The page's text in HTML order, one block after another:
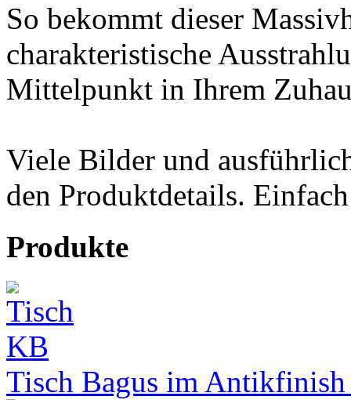
So bekommt dieser
charakteristische
Mittelpunkt in Ihrem
Viele Bilder und
den Produktdetails.
Produkte
Tisch Bagus im